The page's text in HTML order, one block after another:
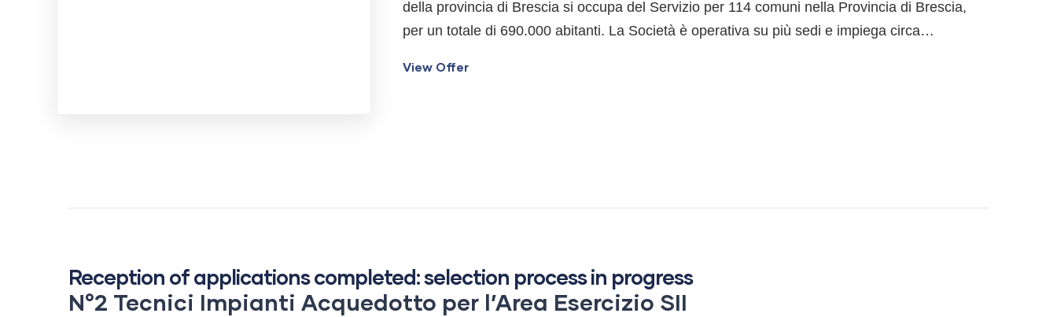
della provincia di Brescia si occupa del Servizio per 114 comuni nella Provincia di Brescia,
per un totale di 690.000 abitanti. La Società è operativa su più sedi e impiega circa…
View Offer
Reception of applications completed: selection process in progress
N°2 Tecnici Impianti Acquedotto per l’Area Esercizio SII